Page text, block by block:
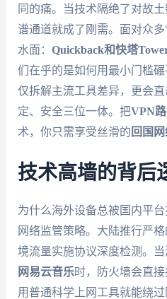
同的痛。当技术隔绝了对故
谱通道就成了刚需。面对众
水面： Quickback和快塔
们在乎的是如何用最小门槛
仅拆解主流工具差异，更会
定、安全三位一体。把VPN
术，你只需享受丝滑的 回国
技术高墙的背后
为什么海外设备总被国内平
网络监管策略。大陆推行严
境流量实施协议深度检测。当
网易云音乐时，防火墙会直
用普通科学上网工具就能绕